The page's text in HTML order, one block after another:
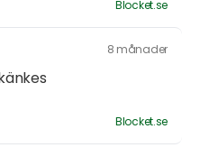
Blocket.se
8 månader
Blocket.se